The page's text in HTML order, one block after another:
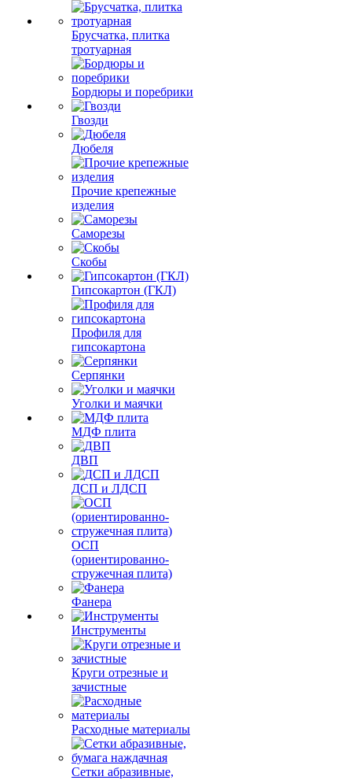
Брусчатка, плитка
тротуарная
Бордюры и поребрики
Гвозди
Дюбеля
Прочие крепежные
изделия
Саморезы
Скобы
Гипсокартон (ГКЛ)
Профиля для
гипсокартона
Серпянки
Уголки и маячки
МДФ плита
ДВП
ДСП и ЛДСП
ОСП
(ориентированно-
стружечная плита)
Фанера
Инструменты
Круги отрезные и
зачистные
Расходные материалы
Сетки абразивные,